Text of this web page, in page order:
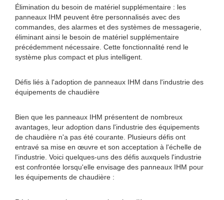
Élimination du besoin de matériel supplémentaire : les
panneaux IHM peuvent être personnalisés avec des
commandes, des alarmes et des systèmes de messagerie,
éliminant ainsi le besoin de matériel supplémentaire
précédemment nécessaire. Cette fonctionnalité rend le
système plus compact et plus intelligent.
Défis liés à l'adoption de panneaux IHM dans l'industrie des
équipements de chaudière
Bien que les panneaux IHM présentent de nombreux
avantages, leur adoption dans l'industrie des équipements
de chaudière n'a pas été courante. Plusieurs défis ont
entravé sa mise en œuvre et son acceptation à l'échelle de
l'industrie. Voici quelques-uns des défis auxquels l'industrie
est confrontée lorsqu'elle envisage des panneaux IHM pour
les équipements de chaudière :